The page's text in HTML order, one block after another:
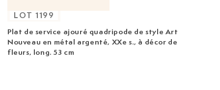
Plat de service ajouré quadripode de style Art
Nouveau en métal argenté, XXe s.,
fleurs, long. 53 cm
LOT 1199